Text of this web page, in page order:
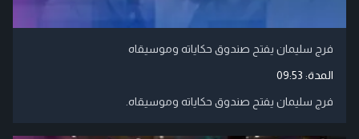
فرج سليمان يفتح صندوق حكاياته وموسيقاه
المدة: 09:53
فرج سليمان يفتح صندوق حكاياته وموسيقاه.